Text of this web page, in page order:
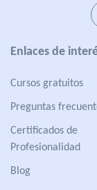
Enlaces de
Cursos gratuitos
Preguntas
Certificados de
Profesionalidad
Blog